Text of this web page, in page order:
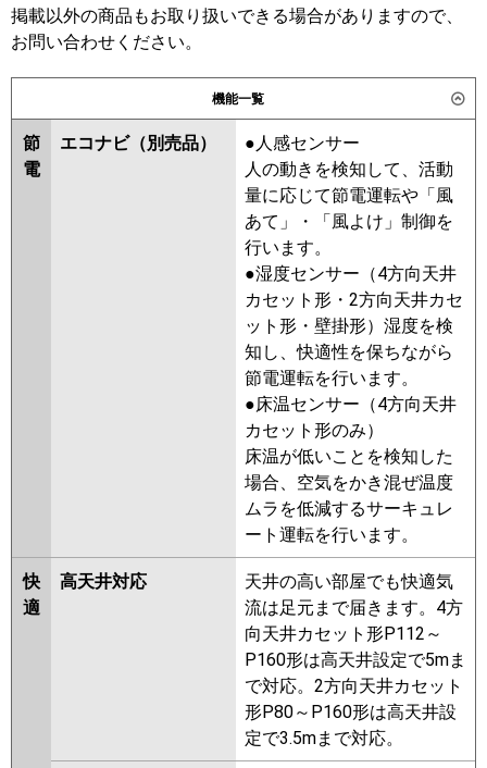
三菱電機 PLZ-ZRMP56HLF6 PLZ-
ZRMP56HF6
RCI-GP56RGH9
三菱重工
FDTZ566H6SA-airf
FDTZ566H6SA FDTZ566H6SA-osj
FDTZ566H6SA-rak
PA-P56U7GNCX PA-P56U7GNC
PA-P56U7GC
SSRJC56BJT SSRJC56BFT
SSRC56BFT
GUXA05613XU
GUXA05613PXU
GUXA05613PMUB
RUXA05633MUB RUXA05633MU
RUXA05633XU
PLZ-ZRMP56HLF5
ZRMP56HF5 PLZ-ZRMP56HBF5
PLZ-ZRMP56HFG5
PLZ-
ZRMP56HLF4 PLZ-ZRMP56HF4
PLZ-ZRMP56HBF4 PLZ-
ZRMP56HFG4 PLZ-ZRMP56HLF3
PLZ-ZRMP56HF3
PLZ-
ZRMP56HFG3 PLZ-ZRMP56HF2
PLZ-ZRMP56HLF2 PLZ-
ZRMP56HFG2
PLZ-ZRMP56EFZ
PLZ-ZRMP56ELFZ PLZ-
ZRMP56EFGZ PLZ-
ZRMP56ELFGZ PLZ-ZRMP56EFY
PLZ-ZRMP56ELFY PLZ-
ZRMP56EFGY PLZ-
ZRMP56ELFGY PLZ-ZRMP56EFV
PLZ-ZRMP56ELFV PLZ-
ZRMP56EFGV
PLZ-
ZRMP56ELFGV PLZ-
ZRMP56ELFR PLZ-ZRMP56EFR
掲載以外の商品もお取り扱いできる場合がありますので、
お問い合わせください。
機能一覧
節
電
エコナビ（別売品）
●人感センサー
人の動きを検知して、活動
量に応じて節電運転や「風
あて」・「風よけ」制御を
行います。
●湿度センサー（4方向天井
カセット形・2方向天井カセ
ット形・壁掛形）湿度を検
知し、快適性を保ちながら
節電運転を行います。
●床温センサー（4方向天井
カセット形のみ）
床温が低いことを検知した
場合、空気をかき混ぜ温度
ムラを低減するサーキュレ
ート運転を行います。
快
適
高天井対応
天井の高い部屋でも快適気
流は足元まで届きます。4方
向天井カセット形P112～
P160形は高天井設定で5mま
で対応。2方向天井カセット
形P80～P160形は高天井設
定で3.5mまで対応。